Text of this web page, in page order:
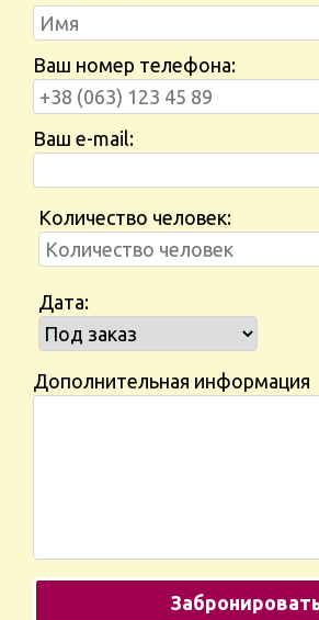
Ваш номер телефона:
Ваш e-mail:
Количество человек:
Дата:
Дополнительная информация